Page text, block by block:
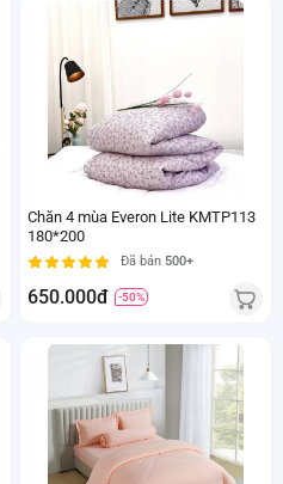
Chăn 4 mùa Everon Lite KMTP113
180*200
Đã bán 500+
650.000đ -50%